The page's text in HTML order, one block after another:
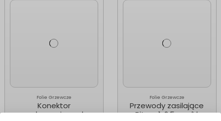
Folie Grzewcze
Konektor
przyłączeniowy do
Folie Grzewcze
Przewody zasilające
Bitner 1x2,5 mm² |